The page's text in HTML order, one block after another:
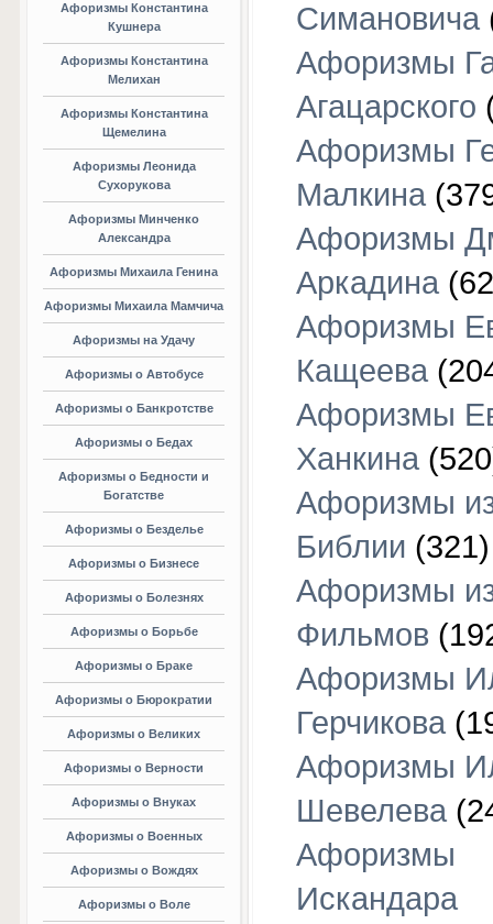
Афоризмы Константина
Кушнера
Афоризмы Константина
Мелихан
Афоризмы Константина
Щемелина
Афоризмы Леонида
Сухорукова
Афоризмы Минченко
Александра
Афоризмы Михаила Генина
Афоризмы Михаила Мамчича
Афоризмы на Удачу
Афоризмы о Автобусе
Афоризмы о Банкротстве
Афоризмы о Бедах
Афоризмы о Бедности и
Богатстве
Афоризмы о Безделье
Афоризмы о Бизнесе
Афоризмы о Болезнях
Афоризмы о Борьбе
Афоризмы о Браке
Афоризмы о Бюрократии
Афоризмы о Великих
Афоризмы о Верности
Афоризмы о Внуках
Афоризмы о Военных
Афоризмы о Вождях
Афоризмы о Воле
Симановича
Афоризмы
Агацарского
Афоризмы
Малкина
Афоризмы
Аркадина
Афоризмы
Кащеева
Афоризмы
Ханкина
Афоризмы
Библии (321)
Афоризмы
Фильмов
Афоризмы
Герчикова
Афоризмы
Шевелева
Афоризмы
Искандара